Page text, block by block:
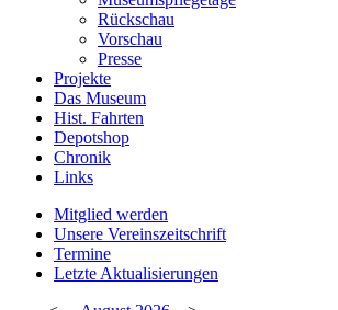
Rückschau
Vorschau
Presse
Projekte
Das Museum
Hist. Fahrten
Depotshop
Chronik
Links
Mitglied werden
Unsere Vereinszeitschrift
Termine
Letzte Aktualisierungen